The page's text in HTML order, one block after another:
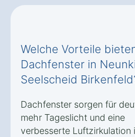
Welche Vorteile
Dachfenster in
Seelscheid
Dachfenster sorgen für
mehr Tageslicht und eine
verbesserte Luftzirkulation